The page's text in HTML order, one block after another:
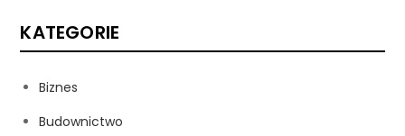
KATEGORIE
Biznes
Budownictwo